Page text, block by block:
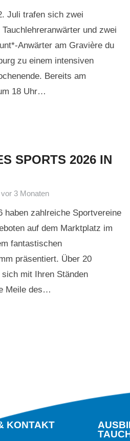
Juli trafen sich zwei
und zwei
Anwärter am Gravière du
zu einem intensiven
Bereits am
18 Uhr…
SPORTS 2026 IN
vor 3 Monaten
haben zahlreiche Sportvereine
auf dem Marktplatz im
fantastischen
präsentiert. Über 20
sich mit Ihren Ständen
Meile des…
KONTAKT